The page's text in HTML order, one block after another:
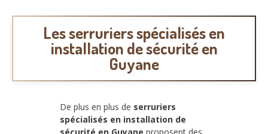
Les serruriers spécialisés en
installation de sécurité en
Guyane
De plus en plus de serruriers
spécialisés en installation de